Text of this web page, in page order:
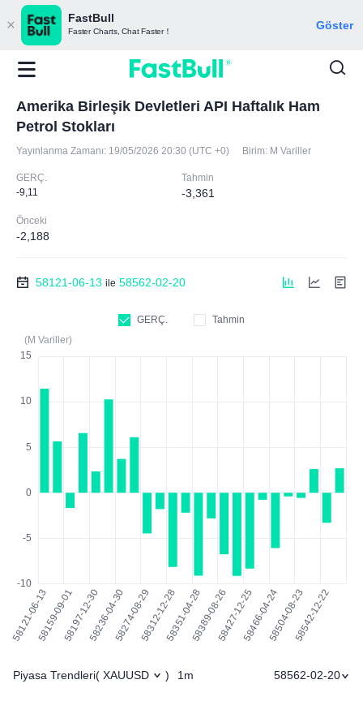
FastBull
Faster Charts, Chat Faster！ Göster
Amerika Birleşik Devletleri API Haftalık Ham
Petrol Stokları
Yayınlanma Zamanı: 19/05/2026 20:30 (UTC +0) Birim: M Variller
GERÇ.
-9,11
Tahmin
-3,361
Önceki
-2,188
58121-06-13 ile 58562-02-20
GERÇ.
Tahmin
(M Variller)
Piyasa Trendleri( XAUUSD ) 1m 58562-02-20